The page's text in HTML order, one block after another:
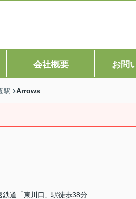
会社概要 お問
駅 Arrows
鉄道「東川口」駅徒歩38分